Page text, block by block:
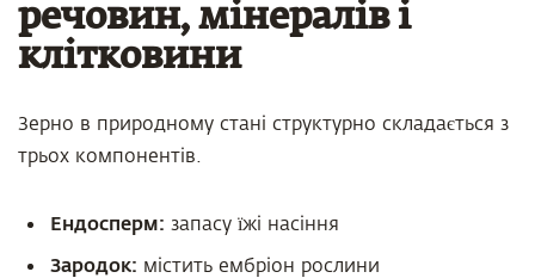
речовин, мінералів і
клітковини
Зерно в природному стані структурно складається з
трьох компонентів.
Ендосперм: запасу їжі насіння
Зародок: містить ембріон рослини